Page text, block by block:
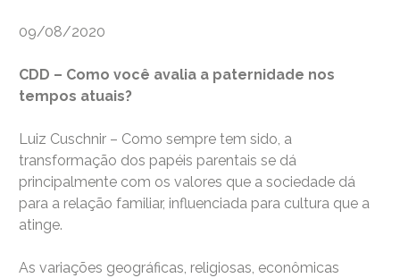
09/08/2020
CDD – Como você avalia a paternidade nos
tempos atuais?
Luiz Cuschnir – Como sempre tem sido, a
transformação dos papéis parentais se dá
principalmente com os valores que a sociedade dá
para a relação familiar, influenciada para cultura que a
atinge.
As variações geográficas, religiosas, econômicas